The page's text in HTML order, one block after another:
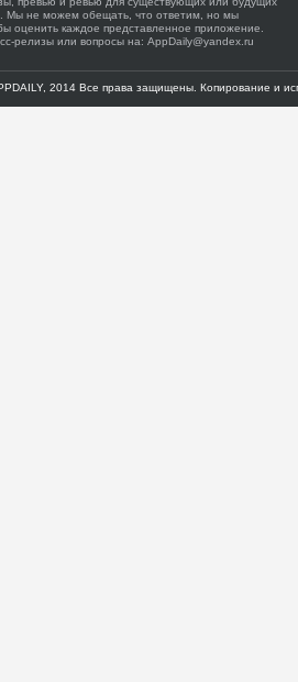
Мы не можем обещать, что ответим, но мы
оценить каждое представленное приложение.
релизы или вопросы на: AppDaily@yandex.ru
2014 Все права защищены. Копирование и